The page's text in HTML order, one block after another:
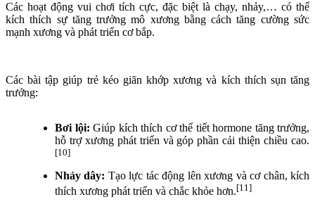
Các hoạt động vui chơi tích cực, đặc biệt là chạy, nhảy,… có thể
kích thích sự tăng trưởng mô xương bằng cách tăng cường sức
mạnh xương và phát triển cơ bắp.
Các bài tập giúp trẻ kéo giãn khớp xương và kích thích sụn tăng
trưởng:
Bơi lội: Giúp kích thích cơ thể tiết hormone tăng trưởng,
hỗ trợ xương phát triển và góp phần cải thiện chiều cao.
[10]
Nhảy dây: Tạo lực tác động lên xương và cơ chân, kích
thích xương phát triển và chắc khỏe hơn.[11]